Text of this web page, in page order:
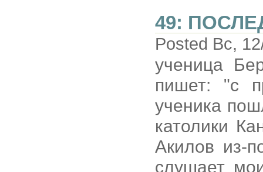
49:
Posted Вс,
ученица
пишет: "с
ученика
католики
Акилов из-
слушает